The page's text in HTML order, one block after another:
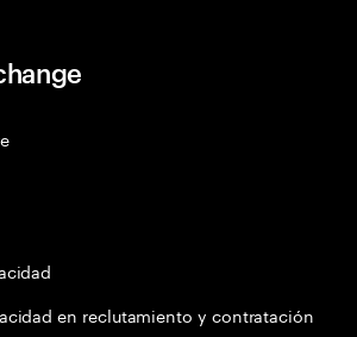
en reclutamiento y contratación